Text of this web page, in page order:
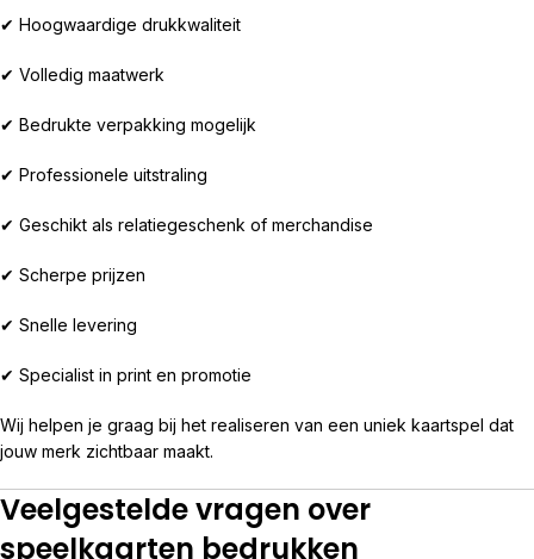
✔ Hoogwaardige drukkwaliteit
✔ Volledig maatwerk
✔ Bedrukte verpakking mogelijk
✔ Professionele uitstraling
✔ Geschikt als relatiegeschenk of merchandise
✔ Scherpe prijzen
✔ Snelle levering
✔ Specialist in print en promotie
Wij helpen je graag bij het realiseren van een uniek kaartspel dat
jouw merk zichtbaar maakt.
Veelgestelde vragen over
speelkaarten bedrukken